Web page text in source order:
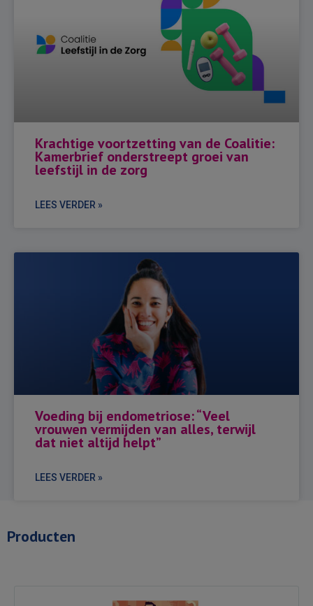
Krachtige voortzetting van de Coalitie:
Kamerbrief onderstreept groei van
leefstijl in de zorg
LEES VERDER »
Voeding bij endometriose: “Veel
vrouwen vermijden van alles, terwijl
dat niet altijd helpt”
LEES VERDER »
Producten